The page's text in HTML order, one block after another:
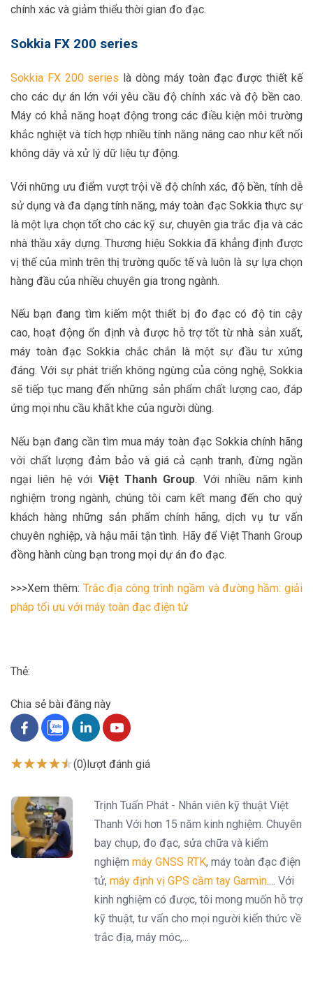
chính xác và giảm thiểu thời gian đo đạc.
Sokkia FX 200 series
Sokkia FX 200 series là dòng máy toàn đạc được thiết kế
cho các dự án lớn với yêu cầu độ chính xác và độ bền cao.
Máy có khả năng hoạt động trong các điều kiện môi trường
khắc nghiệt và tích hợp nhiều tính năng nâng cao như kết nối
không dây và xử lý dữ liệu tự động.
Với những ưu điểm vượt trội về độ chính xác, độ bền, tính dễ
sử dụng và đa dạng tính năng, máy toàn đạc Sokkia thực sự
là một lựa chọn tốt cho các kỹ sư, chuyên gia trắc địa và các
nhà thầu xây dựng. Thương hiệu Sokkia đã khẳng định được
vị thế của mình trên thị trường quốc tế và luôn là sự lựa chọn
hàng đầu của nhiều chuyên gia trong ngành.
Nếu bạn đang tìm kiếm một thiết bị đo đạc có độ tin cậy
cao, hoạt động ổn định và được hỗ trợ tốt từ nhà sản xuất,
máy toàn đạc Sokkia chắc chắn là một sự đầu tư xứng
đáng. Với sự phát triển không ngừng của công nghệ, Sokkia
sẽ tiếp tục mang đến những sản phẩm chất lượng cao, đáp
ứng mọi nhu cầu khắt khe của người dùng.
Nếu bạn đang cần tìm mua máy toàn đạc Sokkia chính hãng
với chất lượng đảm bảo và giá cả cạnh tranh, đừng ngần
ngại liên hệ với Việt Thanh Group. Với nhiều năm kinh
nghiệm trong ngành, chúng tôi cam kết mang đến cho quý
khách hàng những sản phẩm chính hãng, dịch vụ tư vấn
chuyên nghiệp, và hậu mãi tận tình. Hãy để Việt Thanh Group
đồng hành cùng bạn trong mọi dự án đo đạc.
>>>Xem thêm: Trắc địa công trình ngầm và đường hầm: giải
pháp tối ưu với máy toàn đạc điện tử
Thẻ:
Chia sẻ bài đăng này
(0)lượt đánh giá
Trịnh Tuấn Phát - Nhân viên kỹ thuật Việt
Thanh Với hơn 15 năm kinh nghiệm. Chuyên
bay chụp, đo đạc, sửa chữa và kiểm
nghiệm máy GNSS RTK, máy toàn đạc điện
tử, máy định vị GPS cầm tay Garmin .... Với
kinh nghiệm có được, tôi mong muốn hỗ trợ
kỹ thuật, tư vấn cho mọi người kiến thức về
trắc địa, máy móc,...